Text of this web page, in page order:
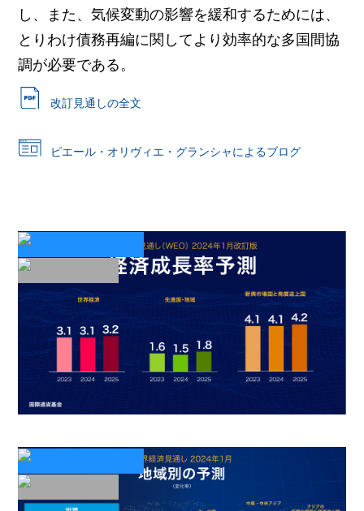
し、また、気候変動の影響を緩和するためには、
とりわけ債務再編に関してより効率的な多国間協
調が必要である。
改訂見通しの全文
ピエール・オリヴィエ・グランシャによるブログ